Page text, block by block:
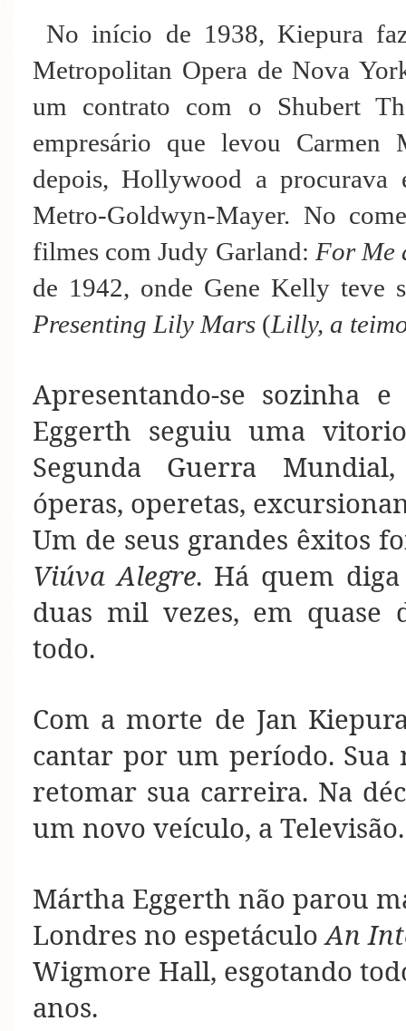
No início de 1938, Kiepura
Metropolitan Opera de Nova
um contrato com o Shubert
empresário que levou Carmen
depois, Hollywood a procurava
Metro-Goldwyn-Mayer. No
filmes com Judy Garland: For Me
de 1942, onde Gene Kelly teve
Presenting Lily Mars (Lilly, a
Apresentando-se sozinha
Eggerth seguiu uma
Segunda Guerra
óperas, operetas,
Um de seus grandes êxitos
Viúva Alegre. Há quem
duas mil vezes, em quase
todo.
Com a morte de Jan
cantar por um período. Sua
retomar sua carreira. Na
um novo veículo, a Televisão.
Mártha Eggerth não parou
Londres no espetáculoAn
Wigmore Hall, esgotando
anos.